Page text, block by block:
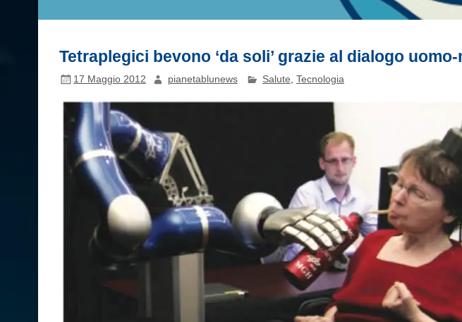
Tetraplegici bevono ‘da soli’ grazie al dialogo
17 Maggio 2012 pianetablunews Salute Tecnologia